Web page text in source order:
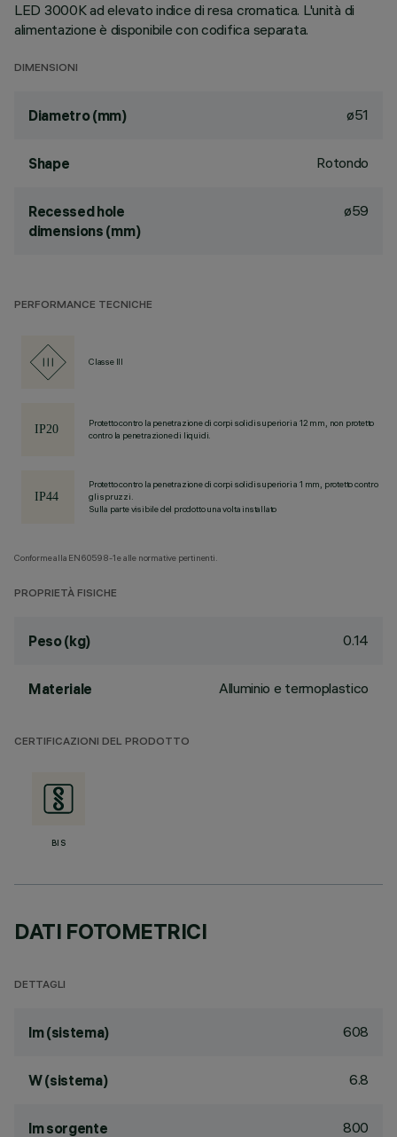
LED 3000K ad elevato indice di resa cromatica. L'unità di
alimentazione è disponibile con codifica separata.
DIMENSIONI
Diametro (mm) ø51
Shape Rotondo
Recessed hole
dimensions (mm)
ø59
PERFORMANCE TECNICHE
Classe III
Protetto contro la penetrazione di corpi solidi superiori a 12 mm, non protetto
contro la penetrazione di liquidi.
Protetto contro la penetrazione di corpi solidi superiori a 1 mm, protetto contro
gli spruzzi.
Sulla parte visibile del prodotto una volta installato
Conforme alla EN60598-1 e alle normative pertinenti.
PROPRIETÀ FISICHE
Peso (kg) 0.14
Materiale Alluminio e termoplastico
CERTIFICAZIONI DEL PRODOTTO
BIS
DATI FOTOMETRICI
DETTAGLI
lm (sistema) 608
W (sistema) 6.8
lm sorgente 800